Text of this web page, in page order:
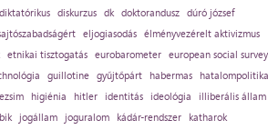
diktatórikus diskurzus dk doktorandusz dúró józsef
eljogiasodás élményvezérelt aktivizmus
etnikai tisztogatás eurobarometer
european social survey
guillotine gyűjtőpárt habermas
hatalompolitika
higiénia hitler identitás ideológia
illiberális állam
jogállam joguralom kádár-rendszer
katharok